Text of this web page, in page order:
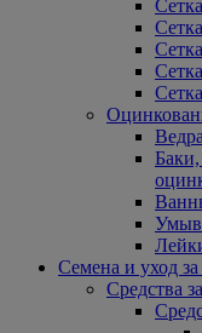
Семена и уход
Средства